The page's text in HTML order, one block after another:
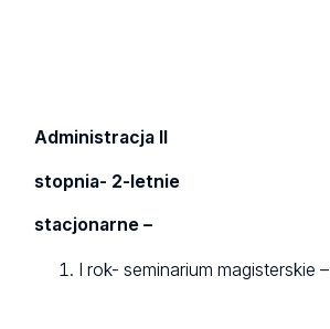
Administracja II
stopnia- 2-letnie
stacjonarne –
I rok- seminarium magisterskie –